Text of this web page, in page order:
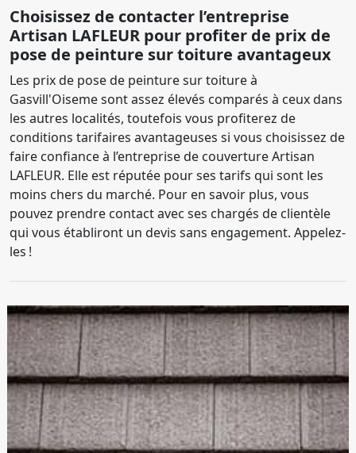
Choisissez de contacter l’entreprise
Artisan LAFLEUR pour profiter de prix de
pose de peinture sur toiture avantageux
Les prix de pose de peinture sur toiture à
Gasvill'Oiseme sont assez élevés comparés à ceux dans
les autres localités, toutefois vous profiterez de
conditions tarifaires avantageuses si vous choisissez de
faire confiance à l’entreprise de couverture Artisan
LAFLEUR. Elle est réputée pour ses tarifs qui sont les
moins chers du marché. Pour en savoir plus, vous
pouvez prendre contact avec ses chargés de clientèle
qui vous établiront un devis sans engagement. Appelez-
les !